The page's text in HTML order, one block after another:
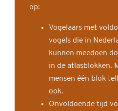
op:
Vogelaars met
vogels die in
kunnen meedoen
in de atlasblokken.
mensen één blok
ook.
Onvoldoende tijd